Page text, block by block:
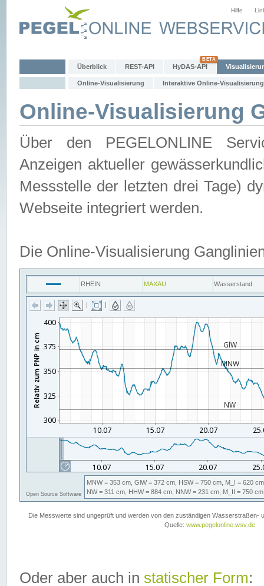
Hilfe
Überblick REST-API HyDAS-API
Online-Visualisierung Interaktive Online-Visualisierung
Online-Visualisierung
Über den PEGELONLINE
Anzeigen aktueller
Messstelle der letzten drei Tage)
Webseite integriert werden.
Die Online-Visualisierung
Oder aber auch in statischer Form: